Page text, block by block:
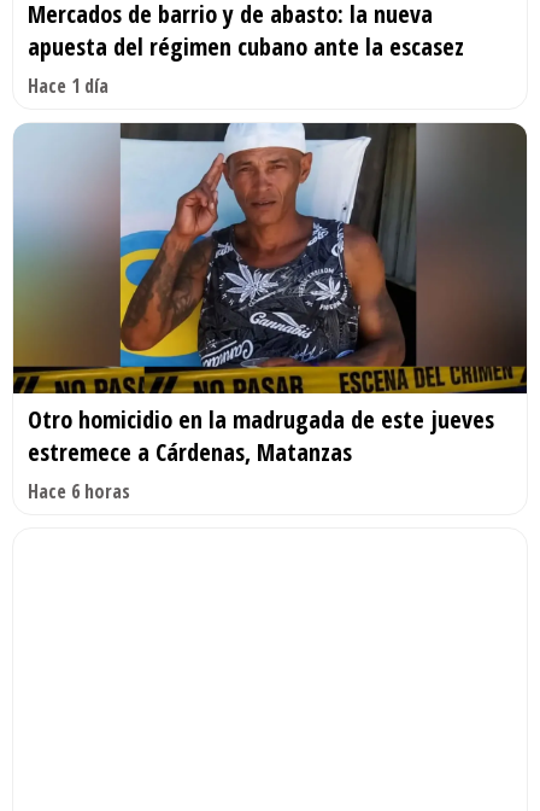
Mercados de barrio y de abasto: la nueva
apuesta del régimen cubano ante la escasez
Hace 1 día
Otro homicidio en la madrugada de este jueves
estremece a Cárdenas, Matanzas
Hace 6 horas